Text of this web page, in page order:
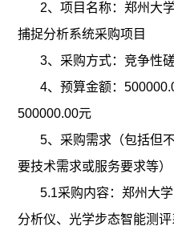
2、项目名称：郑州大
捕捉分析系统采购项目
3、采购方式：竞争性
4、预算金额：
500000.00元
5、采购需求（包括但
要技术需求或服务要求等）
5.1采购内容：郑州大
分析仪、光学步态智能测